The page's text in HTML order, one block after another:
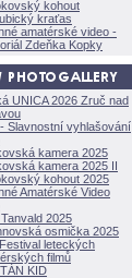
kohout
kraťas
amatérské video -
Zdeňka Kopky
UNICA 2026 Zruč nad
Slavnostní vyhlašování
kamera 2025
kamera 2025 II
kohout 2025
Amatérské Video
2025
osmička 2025
leteckých
filmů
KID